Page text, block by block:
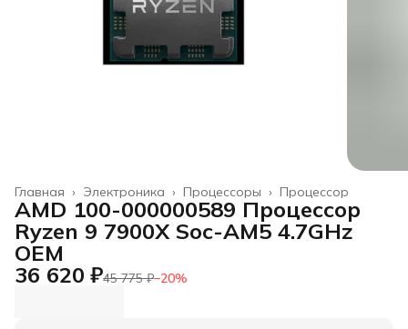
Процессор
Процессоры ›
Электроника ›
Главная ›
AMD 100-000000589 Процессор
Ryzen 9 7900X Soc-AM5 4.7GHz
OEM
36 620 ₽45 775 ₽−20%